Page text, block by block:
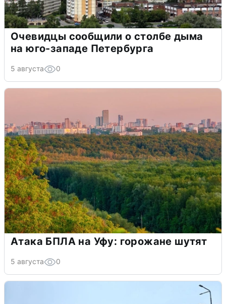
Очевидцы сообщили о столбе дыма
на юго-западе Петербурга
5 августа 0
Атака БПЛА на Уфу: горожане шутят
5 августа 0